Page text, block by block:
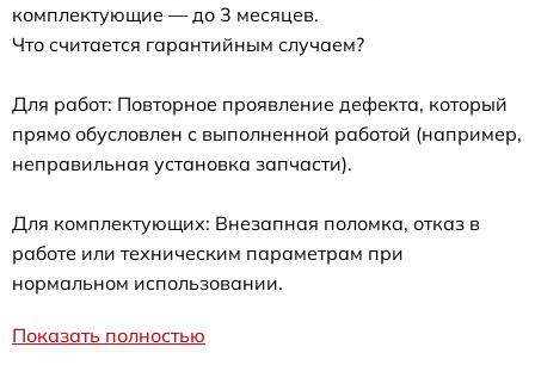
комплектующие — до 3 месяцев.
Что считается гарантийным случаем?
Для работ: Повторное проявление дефекта, который
прямо обусловлен с выполненной работой (например,
неправильная установка запчасти).
Для комплектующих: Внезапная поломка, отказ в
работе или техническим параметрам при
нормальном использовании.
Показать полностью